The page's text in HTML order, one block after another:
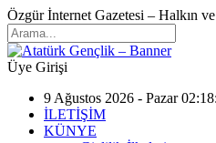
Özgür İnternet Gazetesi – Halkın
Üye Girişi
9 Ağustos 2026 - Pazar
İLETİŞİM
KÜNYE